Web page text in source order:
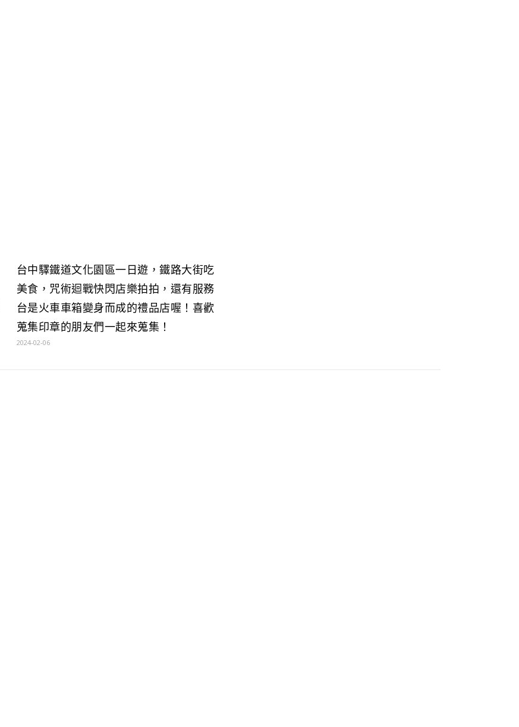
台中驛鐵道文化園區一日遊，鐵路大街吃
美食，咒術迴戰快閃店樂拍拍，還有服務
台是火車車箱變身而成的禮品店喔！喜歡
蒐集印章的朋友們一起來蒐集！
2024-02-06